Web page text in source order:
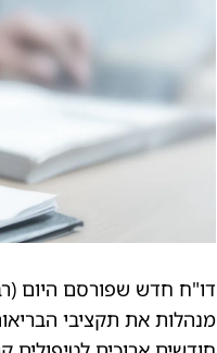
דו"ח חדש שפורסם היום
מנהלות את תקציבי